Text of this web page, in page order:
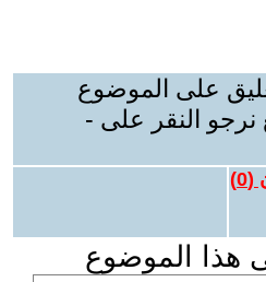
على الموضوع
نرجو النقر على -
(
0
)
هذا الموضوع